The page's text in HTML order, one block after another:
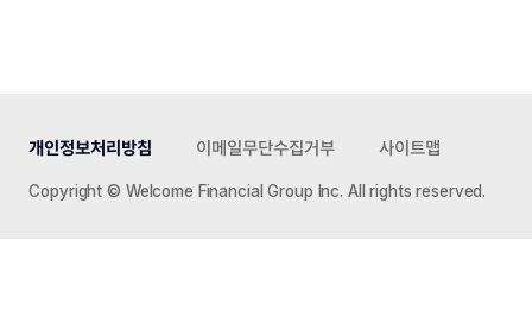
개인정보처리방침 이메일무단수집거부 사이트맵
Copyright © Welcome Financial Group Inc. All rights reserved.